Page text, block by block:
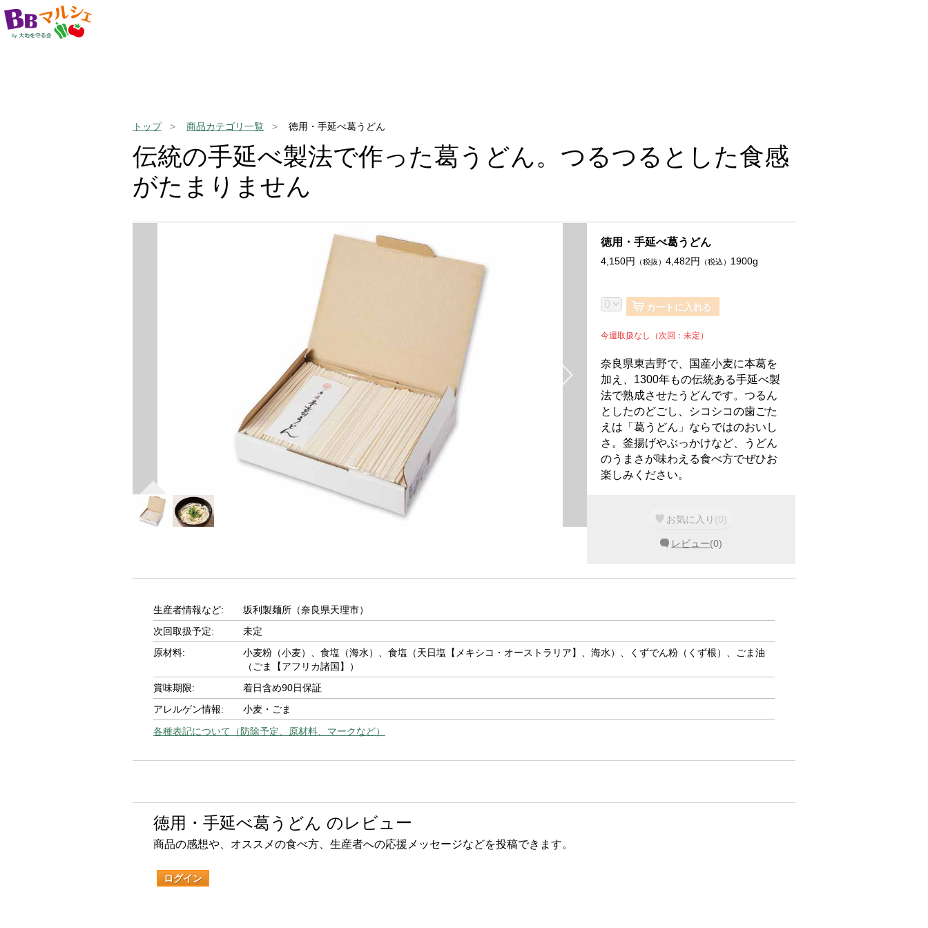
トップ 商品カテゴリ一覧 徳用・手延べ葛うどん
伝統の手延べ製法で作った葛うどん。つるつるとした食感
がたまりません
徳用・手延べ葛うどん
4,150円 （税抜）4,482円 （税込） 1900g
カートに入れる
今週取扱なし（次回：未定）
奈良県東吉野で、国産小麦に本葛を
加え、1300年もの伝統ある手延べ製
法で熟成させたうどんです。つるん
としたのどごし、シコシコの歯ごた
えは「葛うどん」ならではのおいし
さ。釜揚げやぶっかけなど、うどん
のうまさが味わえる食べ方でぜひお
楽しみください。
お気に入り (0)
レビュー(0)
生産者情報など:
坂利製麺所（奈良県天理市）
次回取扱予定:
未定
原材料:
小麦粉（小麦）、食塩（海水）、食塩（天日塩【メキシコ・オーストラリア】、海水）、くずでん粉（くず根）、ごま油
（ごま【アフリカ諸国】）
賞味期限:
着日含め90日保証
アレルゲン情報:
小麦・ごま
各種表記について（防除予定、原材料、マークなど）
徳用・手延べ葛うどん のレビュー
商品の感想や、オススメの食べ方、生産者への応援メッセージなどを投稿できます。
ログイン